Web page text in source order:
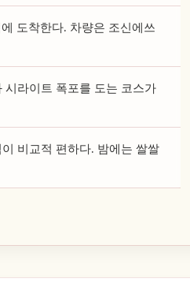
도착한다. 차량은 조신에쓰
라이트 폭포를 도는 코스가
비교적 편하다. 밤에는 쌀쌀